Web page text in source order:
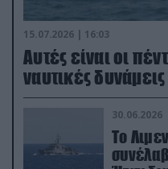
15.07.2026 | 16:03
Aυτές είναι οι
ναυτικές
30.06.2026
Το